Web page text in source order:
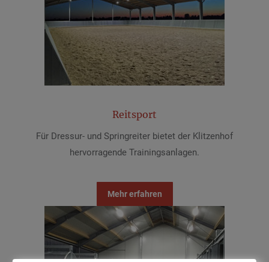
Reitsport
Für Dressur- und Springreiter bietet der Klitzenhof
hervorragende Trainingsanlagen.
Mehr erfahren